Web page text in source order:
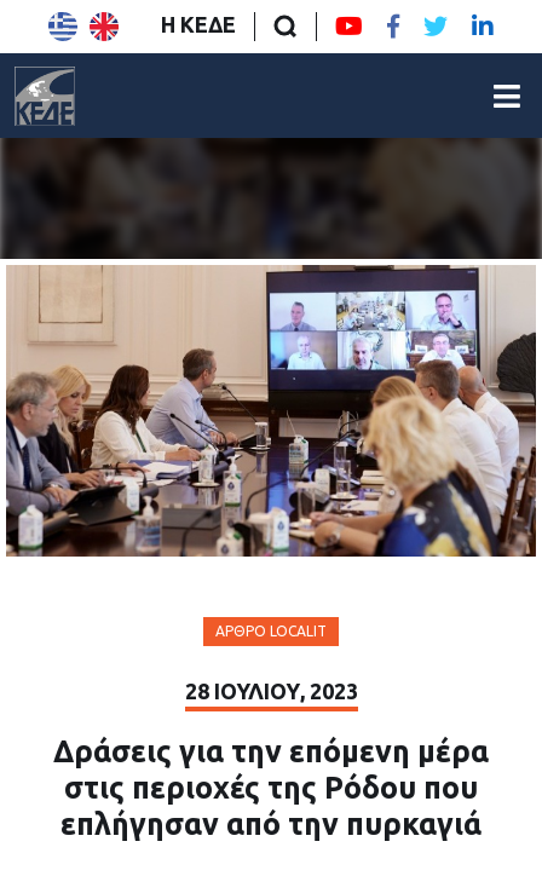
Η ΚΕΔΕ
ΆΡΘΡΟ LOCALIT
28 ΙΟΥΛΊΟΥ, 2023
Δράσεις για την επόμενη μέρα
στις περιοχές της Ρόδου που
επλήγησαν από την πυρκαγιά